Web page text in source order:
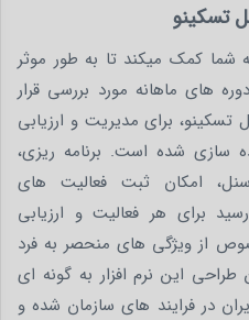
تسکینو
شما کمک میکند تا به طور موثر
های ماهانه مورد بررسی قرار
تسکینو، برای مدیریت و ارزیابی
شده است. برنامه ریزی،
امکان ثبت فعالیت های
برای هر فعالیت و ارزیابی
از ویژگی های منحصر به فرد
طراحی این نرم افزار به گونه ای
در فرایند های سازمان شده و